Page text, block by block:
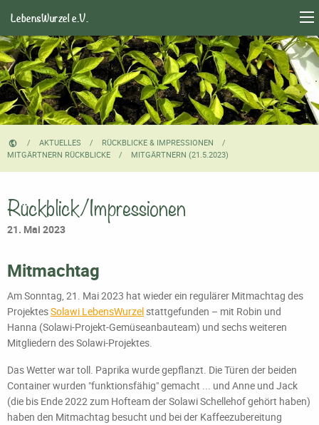
LebensWurzel e.V.
AKTUELLES
RÜCKBLICKE & IMPRESSIONEN
MITGÄRTNERN RÜCKBLICKE
CURRENT:
MITGÄRTNERN (21.5.2023)
Rückblick/Impressionen
21. Mai 2023
Mitmachtag
Am Sonntag, 21. Mai 2023 hat wieder ein regulärer Mitmachtag des
ProjektesSolawi LebensWurzelstattgefunden – mit Robin und
Hanna (Solawi-Projekt-Gemüseanbauteam) und sechs weiteren
Mitgliedern des Solawi-Projektes.
Das Wetter war toll. Paprika wurde gepflanzt. Die Türen der beiden
Container wurden "funktionsfähig" gemacht ... und Anne und Jack
(die bis Ende 2022 zum Hofteam der Solawi Schellehof gehört haben)
haben den Mitmachtag besucht und bei der Kaffeezubereitung